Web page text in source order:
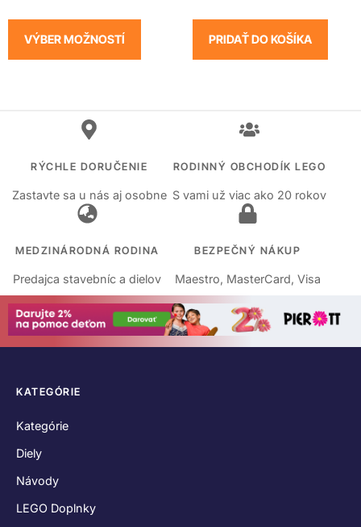
VÝBER MOŽNOSTÍ PRIDAŤ DO KOŠÍKA
RÝCHLE DORUČENIE
Zastavte sa u nás aj osobne
RODINNÝ OBCHODÍK LEGO
S vami už viac ako 20 rokov
MEDZINÁRODNÁ RODINA
Predajca stavebníc a dielov
BEZPEČNÝ NÁKUP
Maestro, MasterCard, Visa
KATEGÓRIE
Kategórie
Diely
Návody
LEGO Doplnky